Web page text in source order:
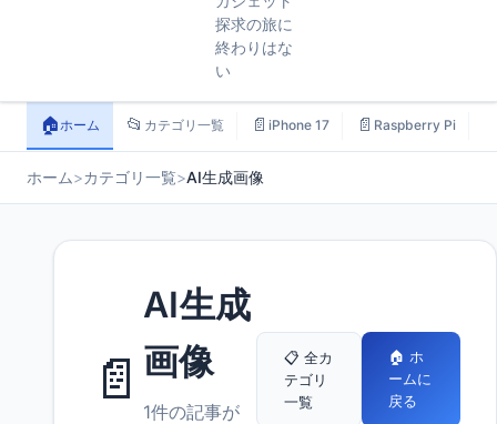
探求の旅に
終わりはな
い
🏠ホーム 📂 カテゴリ一覧 📄 iPhone 17 📄 Raspberry Pi
ホーム>カテゴリ一覧>AI生成画像
📄
AI生成
画像
1件の記事が
📋 全カ
テゴリ
一覧
🏠 ホ
ームに
戻る